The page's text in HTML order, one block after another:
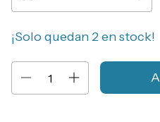
¡Solo quedan 2en stock!